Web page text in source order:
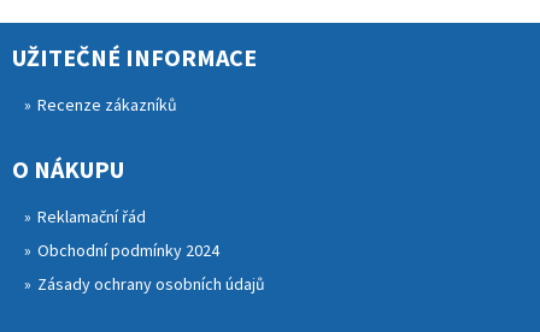
UŽITEČNÉ INFORMACE
Recenze zákazníků
O NÁKUPU
Reklamační řád
Obchodní podmínky 2024
Zásady ochrany osobních údajů